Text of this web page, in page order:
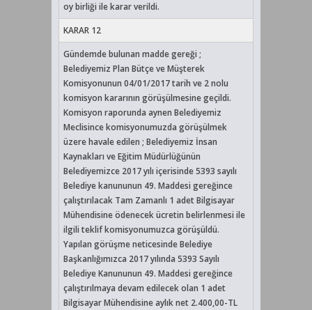
oy birliği ile karar verildi.
KARAR 12
Gündemde bulunan madde gereği ;
Belediyemiz Plan Bütçe ve Müşterek
Komisyonunun 04/01/2017 tarih ve 2 nolu
komisyon kararının görüşülmesine geçildi.
Komisyon raporunda aynen Belediyemiz
Meclisince komisyonumuzda görüşülmek
üzere havale edilen ; Belediyemiz İnsan
Kaynakları ve Eğitim Müdürlüğünün
Belediyemizce 2017 yılı içerisinde 5393 sayılı
Belediye kanununun 49. Maddesi gereğince
çalıştırılacak Tam Zamanlı 1 adet Bilgisayar
Mühendisine ödenecek ücretin belirlenmesi ile
ilgili teklif komisyonumuzca görüşüldü.
Yapılan görüşme neticesinde Belediye
Başkanlığımızca 2017 yılında 5393 Sayılı
Belediye Kanununun 49. Maddesi gereğince
çalıştırılmaya devam edilecek olan 1 adet
Bilgisayar Mühendisine aylık net 2.400,00-TL